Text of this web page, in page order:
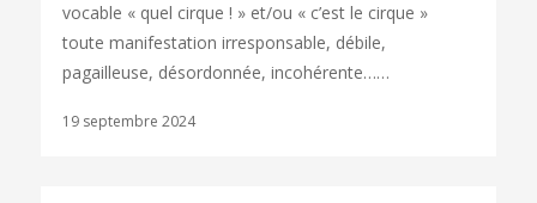
vocable « quel cirque ! » et/ou « c’est le cirque »
toute manifestation irresponsable, débile,
pagailleuse, désordonnée, incohérente……
19 septembre 2024